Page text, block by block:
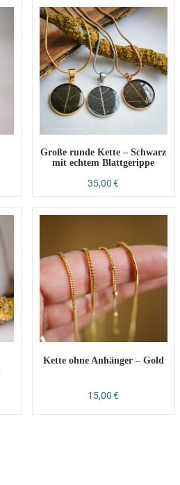
Große runde Kette – Schwarz
mit echtem Blattgerippe
35,00€
Kette ohne Anhänger – Gold
15,00€